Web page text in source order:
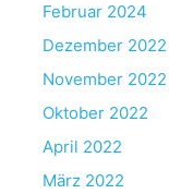
Februar 2024
Dezember 2022
November 2022
Oktober 2022
April 2022
März 2022